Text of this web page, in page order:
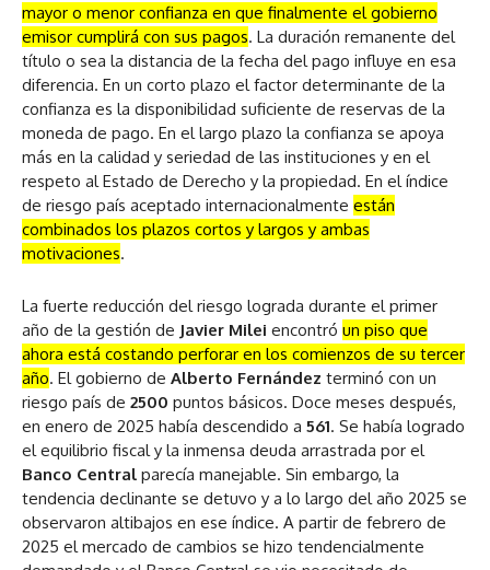
mayor o menor confianza en que finalmente el gobierno
emisor cumplirá con sus pagos. La duración remanente del
título o sea la distancia de la fecha del pago influye en esa
diferencia. En un corto plazo el factor determinante de la
confianza es la disponibilidad suficiente de reservas de la
moneda de pago. En el largo plazo la confianza se apoya
más en la calidad y seriedad de las instituciones y en el
respeto al Estado de Derecho y la propiedad. En el índice
de riesgo país aceptado internacionalmente están
combinados los plazos cortos y largos y ambas
motivaciones.
La fuerte reducción del riesgo lograda durante el primer
año de la gestión de Javier Milei encontró un piso que
ahora está costando perforar en los comienzos de su tercer
año. El gobierno de Alberto Fernández terminó con un
riesgo país de 2500 puntos básicos. Doce meses después,
en enero de 2025 había descendido a 561. Se había logrado
el equilibrio fiscal y la inmensa deuda arrastrada por el
Banco Central parecía manejable. Sin embargo, la
tendencia declinante se detuvo y a lo largo del año 2025 se
observaron altibajos en ese índice. A partir de febrero de
2025 el mercado de cambios se hizo tendencialmente